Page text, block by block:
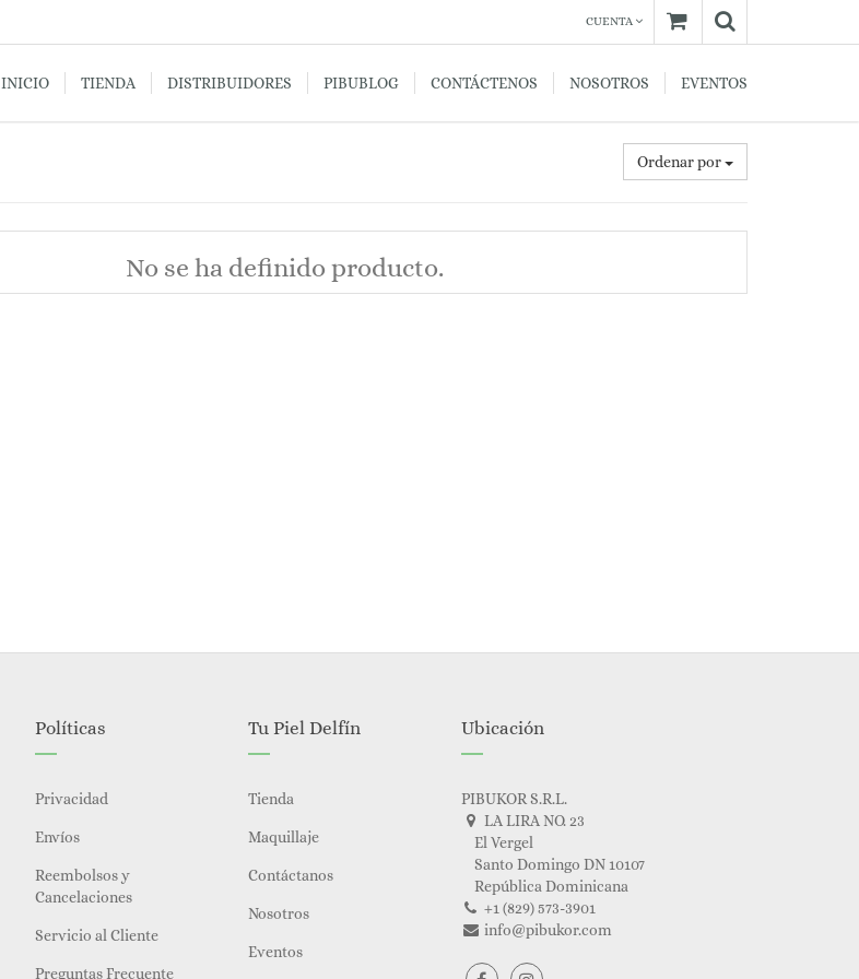
CUENTA
INICIO TIENDA DISTRIBUIDORES PIBUBLOG CONTÁCTENOS NOSOTROS EVENTOS
Ordenar por
No se ha definido producto.
Políticas
Privacidad
Envíos
Reembolsos y
Cancelaciones
Servicio al Cliente
Preguntas Frecuente
Tu Piel Delfín
Tienda
Maquillaje
Contáctanos
Nosotros
Eventos
Ubicación
PIBUKOR S.R.L.
LA LIRA NO. 23
El Vergel
Santo Domingo DN 10107
República Dominicana
+1 (829) 573-3901
info@pibukor.com